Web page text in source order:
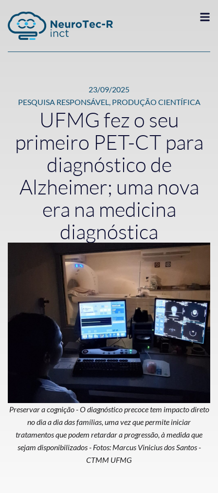
23/09/2025
PESQUISA RESPONSÁVEL, PRODUÇÃO CIENTÍFICA
UFMG fez o seu
primeiro PET-CT para
diagnóstico de
Alzheimer; uma nova
era na medicina
diagnóstica
Preservar a cognição - O diagnóstico precoce tem impacto direto
no dia a dia das famílias, uma vez que permite iniciar
tratamentos que podem retardar a progressão, à medida que
sejam disponibilizados - Fotos: Marcus Vinicius dos Santos -
CTMM UFMG